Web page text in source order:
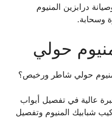
درابزين المنيوم
وسحابة.
حولي
حولي شاطر ورخيص؟
عالية في تفصيل أبواب
شبابيك المنيوم وتفصيل